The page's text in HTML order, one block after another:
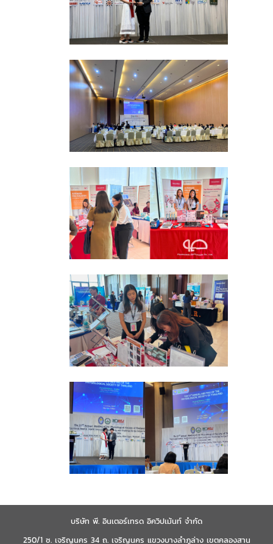
บริษัท พี. อินเตอร์เทรด อิควิปเม้นท์ จำกัด
250/1 ซ. เจริญนคร 34 ถ. เจริญนคร แขวงบางลำภูล่าง เขตคลองสาน